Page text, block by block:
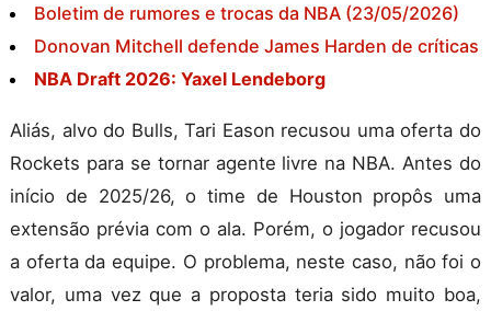
Boletim de rumores e trocas da NBA (23/05/2026)
Donovan Mitchell defende James Harden de críticas
NBA Draft 2026: Yaxel Lendeborg
Aliás, alvo do Bulls, Tari Eason recusou uma oferta do
Rockets para se tornar agente livre na NBA. Antes do
início de 2025/26, o time de Houston propôs uma
extensão prévia com o ala. Porém, o jogador recusou
a oferta da equipe. O problema, neste caso, não foi o
valor, uma vez que a proposta teria sido muito boa,